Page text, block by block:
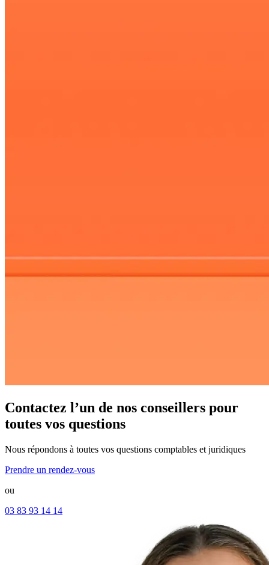
Contactez l’un de nos conseillers pour
toutes vos questions
Nous répondons à toutes vos questions comptables et juridiques
Prendre un rendez-vous
ou
03 83 93 14 14